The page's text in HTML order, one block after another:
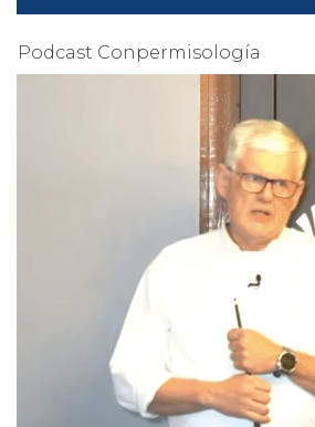
Podcast Conpermisología